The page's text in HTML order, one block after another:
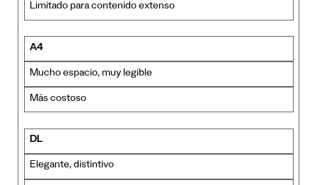
Limitado para contenido extenso
A4
Mucho espacio, muy legible
Más costoso
DL
Elegante, distintivo